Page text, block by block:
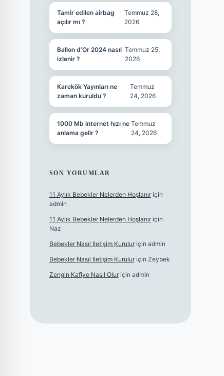
Tamir edilen airbag
açılır mı ?
Temmuz 28,
2026
Ballon d’Or 2024 nasıl
izlenir ?
Temmuz 25,
2026
Karekök Yayınları ne
zaman kuruldu ?
Temmuz
24, 2026
1000 Mb internet hızı ne
anlama gelir ?
Temmuz
24, 2026
SON YORUMLAR
11 Aylık Bebekler Nelerden Hoşlanıriçin
admin
11 Aylık Bebekler Nelerden Hoşlanıriçin
Naz
Bebekler Nasıl Iletişim Kuruluriçin admin
Bebekler Nasıl Iletişim Kuruluriçin Zeybek
Zengin Kafiye Nasıl Oluriçin admin